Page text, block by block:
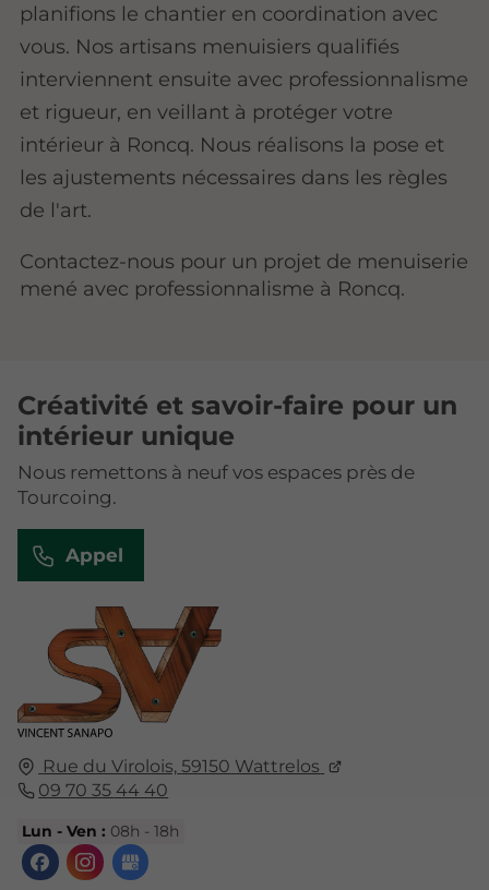
planifions le chantier en coordination avec
vous. Nos artisans menuisiers qualifiés
interviennent ensuite avec professionnalisme
et rigueur, en veillant à protéger votre
intérieur à Roncq. Nous réalisons la pose et
les ajustements nécessaires dans les règles
de l'art.
Contactez-nous pour un projet de menuiserie
mené avec professionnalisme à Roncq.
Rue du Virolois, 59150 Wattrelos
09 70 35 44 40
Lun - Ven : 08h - 18h
Créativité et savoir-faire pour un
intérieur unique
Nous remettons à neuf vos espaces près de
Tourcoing.
Appel